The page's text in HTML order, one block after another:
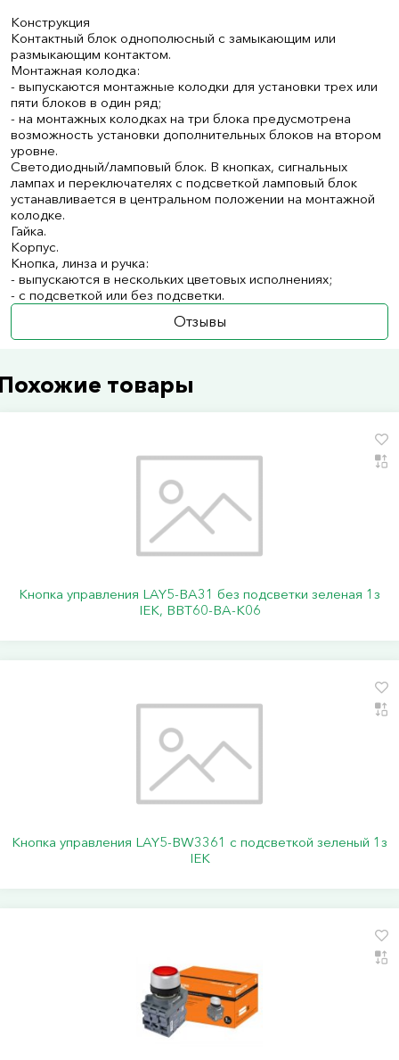
Конструкция
Контактный блок однополюсный с замыкающим или
размыкающим контактом.
Монтажная колодка:
- выпускаются монтажные колодки для установки трех или
пяти блоков в один ряд;
- на монтажных колодках на три блока предусмотрена
возможность установки дополнительных блоков на втором
уровне.
Светодиодный/ламповый блок. В кнопках, сигнальных
лампах и переключателях с подсветкой ламповый блок
устанавливается в центральном положении на монтажной
колодке.
Гайка.
Корпус.
Кнопка, линза и ручка:
- выпускаются в нескольких цветовых исполнениях;
- с подсветкой или без подсветки.
Отзывы
товары
Кнопка управления LAY5-BA31 без подсветки зеленая 1з
IEK, BBT60-BA-K06
Кнопка управления LAY5-BW3361 с подсветкой зеленый 1з
IEK